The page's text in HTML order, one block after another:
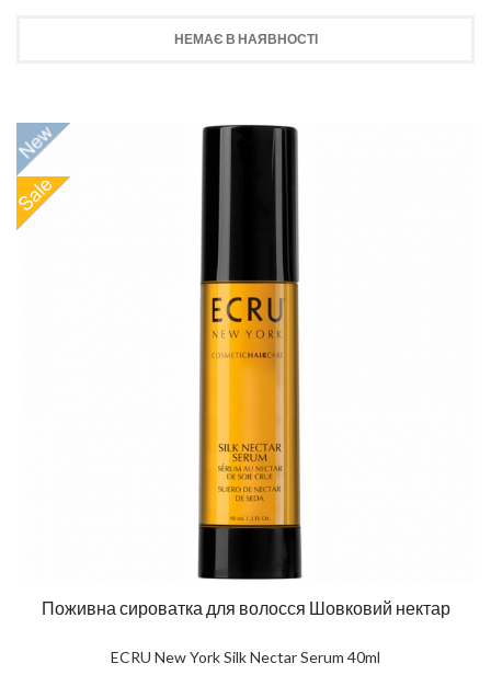
НЕМАЄ В НАЯВНОСТІ
Поживна сироватка для волосся Шовковий нектар
ECRU New York Silk Nectar Serum 40ml